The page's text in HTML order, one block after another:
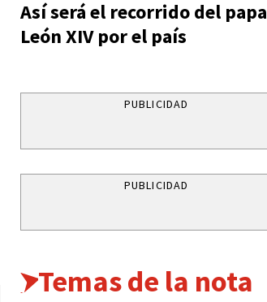
Así será el recorrido del papa
León XIV por el país
PUBLICIDAD
PUBLICIDAD
Temas de la nota